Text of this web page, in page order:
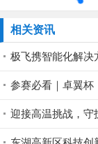
相关资讯
极飞携智能化解决
迎接高温挑战，守